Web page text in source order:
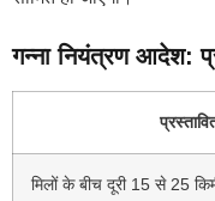
गन्ना नियंत्रण आदेश:
मिलों के बीच दूरी 15 से 25